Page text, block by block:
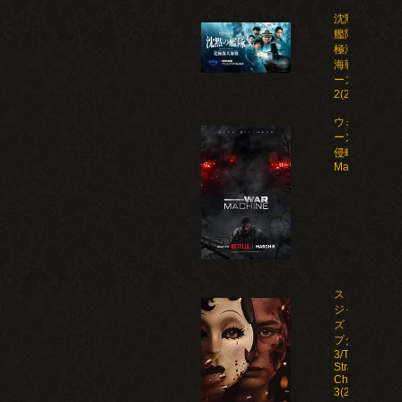
沈黙の
艦隊 北
極海大
海戦 シ
ーズン
2(2026)
ウォー・マシ
ーン: 未知な
侵略者/War
ストレン
ジャー
ズ：チャ
プター
3/The
Strangers:
Chapter
3(2026)